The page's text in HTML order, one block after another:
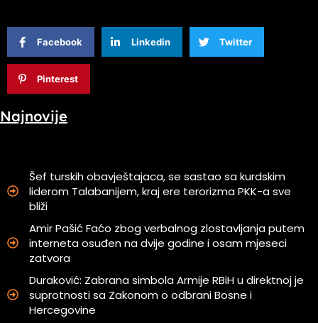
Facebook Linkedin Twitter
Pinterest
Najnovije
Šef turskih obavještajaca, se sastao sa kurdskim
liderom Talabanijem, kraj ere terorizma PKK-a sve
bliži
Amir Pašić Faćo zbog verbalnog zlostavljanja putem
interneta osuđen na dvije godine i osam mjeseci
zatvora
Duraković: Zabrana simbola Armije RBiH u direktnoj je
suprotnosti sa Zakonom o odbrani Bosne i
Hercegovine